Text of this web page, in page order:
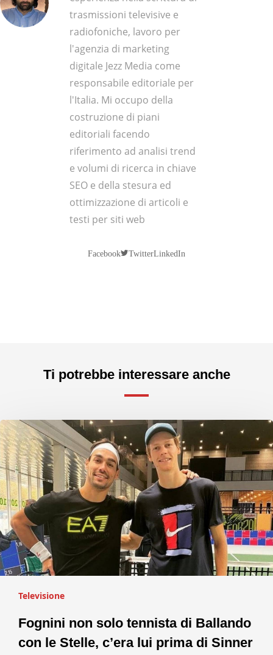
trasmissioni televisive e
radiofoniche, lavoro per
l'agenzia di marketing
digitale Jezz Media come
responsabile editoriale per
l'Italia. Mi occupo della
costruzione di piani
editoriali facendo
riferimento ad analisi trend
e volumi di ricerca in chiave
SEO e della stesura ed
ottimizzazione di articoli e
testi per siti web
Facebook TwitterLinkedIn
Ti potrebbe interessare anche
Televisione
Fognini non solo tennista di Ballando
con le Stelle, c’era lui prima di Sinner